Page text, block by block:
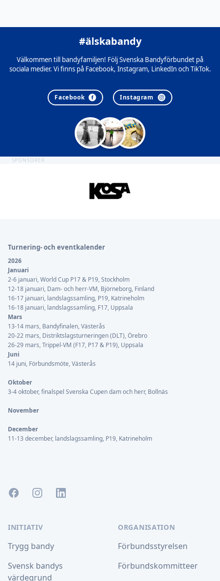
#älskabandy
Välkommen till bandyfamiljen! Följ Svenska Bandyförbundet på
sociala medier. Vi finns på Facebook, Instagram, LinkedIn och TikTok.
Facebook Instagram
SPONSORER
Turnering- och eventkalender
2026
Januari
2-6 januari, World Cup P17 & P19, Stockholm
12-18 januari, Dam- och herr-VM, Björneborg, Finland
16-17 januari, landslagssamling, P19, Katrineholm
16-18 januari, landslagssamling, F17, Uppsala
Mars
13-14 mars, Bandyfinalen, Västerås
20-22 mars, Distriktslagsturneringen (DLT), Örebro
26-29 mars, Trippel-VM (F17, P17 & P19), Uppsala
Juni
14 juni, Förbundsmöte, Västerås
Oktober
3-4 oktober, finalspel Svenska Cupen dam och herr, Bollnäs
November
December
11-13 december, landslagssamling, P19, Katrineholm
FacebookInstagramLinkedIn
INITIATIV
Trygg bandy
Svensk bandys
värdegrund
ORGANISATION
Förbundsstyrelsen
Förbundskommitteer